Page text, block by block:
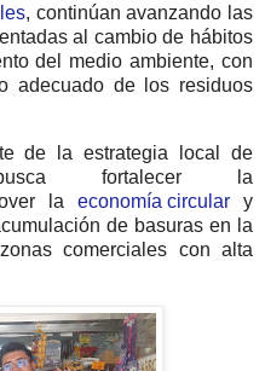
, continúan avanzando las
al cambio de hábitos
del medio ambiente, con
adecuado de los residuos
de la estrategia local de
fortalecer la
la economía circular y
de basuras en la
comerciales con alta